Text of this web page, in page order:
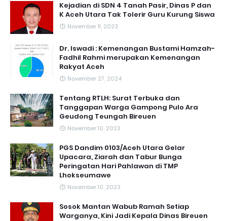
Kejadian di SDN 4 Tanah Pasir, Dinas P dan
K Aceh Utara Tak Tolerir Guru Kurung Siswa
November 11, 2023
Dr. Iswadi : Kemenangan Bustami Hamzah-
Fadhil Rahmi merupakan Kemenangan
Rakyat Aceh
November 27, 2024
Tentang RTLH: Surat Terbuka dan
Tanggapan Warga Gampong Pulo Ara
Geudong Teungah Bireuen
November 10, 2023
PGS Dandim 0103/Aceh Utara Gelar
Upacara, Ziarah dan Tabur Bunga
Peringatan Hari Pahlawan di TMP
Lhokseumawe
November 10, 2023
Sosok Mantan Wabub Ramah Setiap
Warganya, Kini Jadi Kepala Dinas Bireuen